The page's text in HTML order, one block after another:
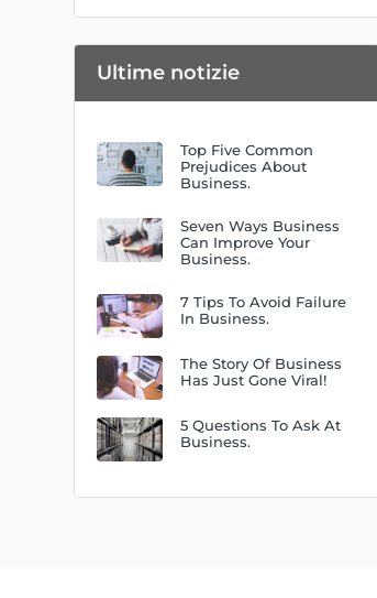
Ultime notizie
Top Five Common
Prejudices About
Business.
Seven Ways Business
Can Improve Your
Business.
7 Tips To Avoid Failure
In Business.
The Story Of Business
Has Just Gone Viral!
5 Questions To Ask At
Business.